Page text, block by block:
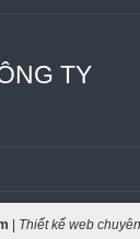
TY
Thiết kế web